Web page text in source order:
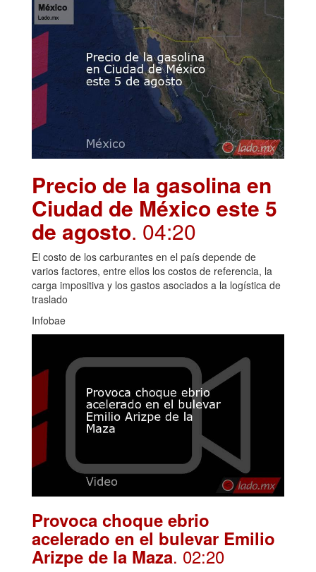
Precio de la gasolina en
Ciudad de México este 5
de agosto. 04:20
El costo de los carburantes en el país depende de
varios factores, entre ellos los costos de referencia, la
carga impositiva y los gastos asociados a la logística de
traslado
Infobae
Provoca choque ebrio
acelerado en el bulevar Emilio
Arizpe de la Maza. 02:20